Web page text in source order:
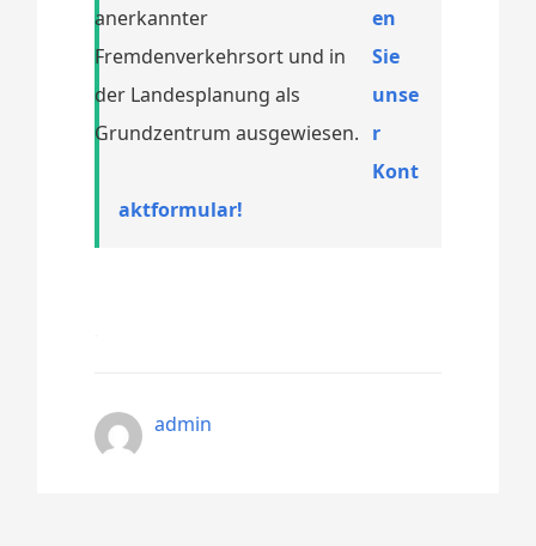
anerkannter
Fremdenverkehrsort und in
der Landesplanung als
Grundzentrum ausgewiesen.
en
Sie
unse
r
Kont
aktformular!
admin